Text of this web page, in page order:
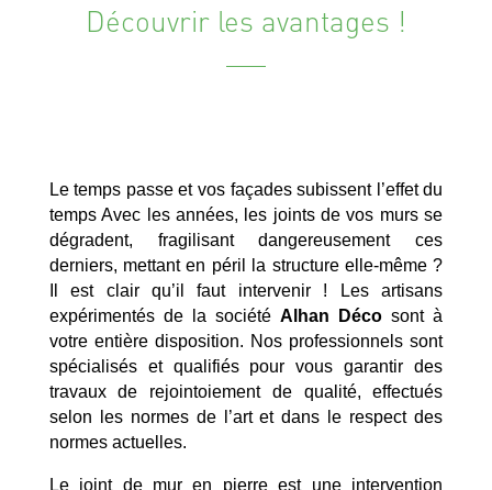
Découvrir les avantages !
Le temps passe et vos façades subissent l’effet du
temps Avec les années, les joints de vos murs se
dégradent, fragilisant dangereusement ces
derniers, mettant en péril la structure elle-même ?
Il est clair qu’il faut intervenir ! Les artisans
expérimentés de la sociétéAlhan Déco sont à
votre entière disposition. Nos professionnels sont
spécialisés et qualifiés pour vous garantir des
travaux de rejointoiement de qualité, effectués
selon les normes de l’art et dans le respect des
normes actuelles.
Le joint de mur en pierre est une intervention